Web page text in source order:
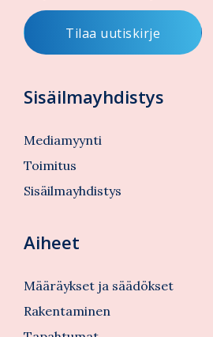
Sisäilmayhdistys
Mediamyynti
Toimitus
Sisäilmayhdistys
Aiheet
Määräykset ja säädökset
Rakentaminen